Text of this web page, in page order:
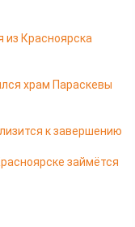
Красноярска
храм Параскевы
к завершению
займётся